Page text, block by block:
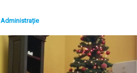
Administrație